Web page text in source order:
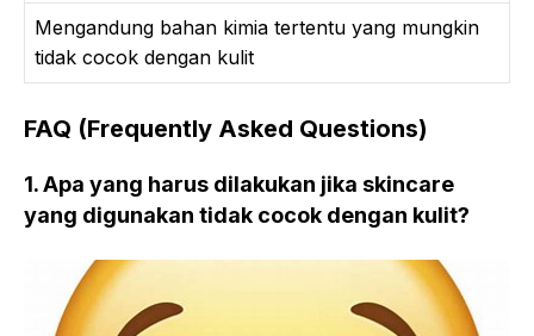
Mengandung bahan kimia tertentu yang mungkin
tidak cocok dengan kulit
FAQ (Frequently Asked Questions)
1. Apa yang harus dilakukan jika skincare
yang digunakan tidak cocok dengan kulit?